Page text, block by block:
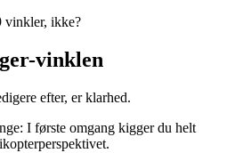
vinkler, ikke?
vinklen
efter, er klarhed.
I første omgang kigger du helt